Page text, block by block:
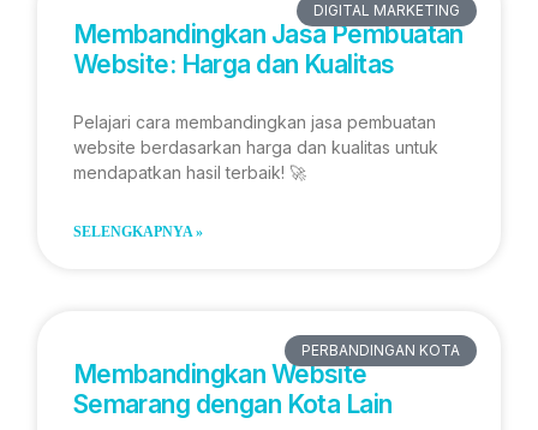
DIGITAL MARKETING
Membandingkan Jasa Pembuatan
Website: Harga dan Kualitas
Pelajari cara membandingkan jasa pembuatan
website berdasarkan harga dan kualitas untuk
mendapatkan hasil terbaik! 🚀
SELENGKAPNYA »
PERBANDINGAN KOTA
Membandingkan Website
Semarang dengan Kota Lain